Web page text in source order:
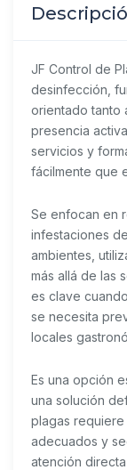
JF Control de
desinfección,
orientado tanto
presencia
servicios y
fácilmente que
Se enfocan en
infestaciones
ambientes,
más allá de las
es clave
se necesita
locales
Es una opción
una solución
plagas
adecuados y
atención